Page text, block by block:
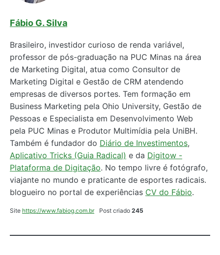
Fábio G. Silva
Brasileiro, investidor curioso de renda variável,
professor de pós-graduação na PUC Minas na área
de Marketing Digital, atua como Consultor de
Marketing Digital e Gestão de CRM atendendo
empresas de diversos portes. Tem formação em
Business Marketing pela Ohio University, Gestão de
Pessoas e Especialista em Desenvolvimento Web
pela PUC Minas e Produtor Multimídia pela UniBH.
Também é fundador do Diário de Investimentos,
Aplicativo Tricks (Guia Radical) e da Digitow -
Plataforma de Digitação. No tempo livre é fotógrafo,
viajante no mundo e praticante de esportes radicais.
blogueiro no portal de experiências CV do Fábio.
Site https://www.fabiog.com.br Post criado 245